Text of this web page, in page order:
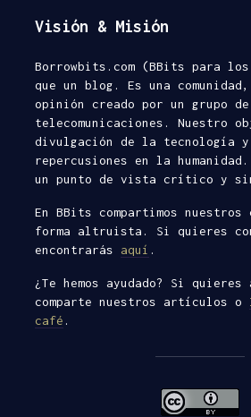
Visión & Misión
Borrowbits.com (BBits para los
que un blog. Es una
opinión creado por un grupo
telecomunicaciones. Nuestro
divulgación de la tecnología y
repercusiones en la humanidad.
un punto de vista crítico y
En BBits compartimos nuestros
forma altruista. Si quieres
encontrarás aquí .
¿Te hemos ayudado? Si quieres
comparte nuestros artículos o
café .
Esnifando
contraseñas con
Wireshark
Rafa M.
45
comentarios
3 minutos de
lectura
¿Cómo aprobar el
comentarios